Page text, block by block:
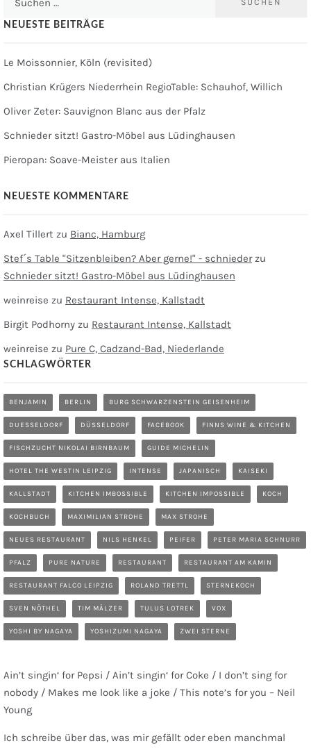
NEUESTE BEITRÄGE
Le Moissonnier, Köln (revisited)
Christian Krügers Niederrhein RegioTable: Schauhof, Willich
Oliver Zeter: Sauvignon Blanc aus der Pfalz
Schnieder sitzt! Gastro-Möbel aus Lüdinghausen
Pieropan: Soave-Meister aus Italien
NEUESTE KOMMENTARE
Axel Tillert zu Bianc, Hamburg
Stef´s Table "Sitzenbleiben? Aber gerne!" - schniederzu
Schnieder sitzt! Gastro-Möbel aus Lüdinghausen
weinreise zu Restaurant Intense, Kallstadt
Birgit Podhorny zu Restaurant Intense, Kallstadt
weinreise zu Pure C, Cadzand-Bad, Niederlande
SCHLAGWÖRTER
BENJAMIN BERLIN BURG SCHWARZENSTEIN GEISENHEIM
DUESSELDORF DÜSSELDORF FACEBOOK FINNS WINE & KITCHEN
FISCHZUCHT NIKOLAI BIRNBAUM GUIDE MICHELIN
HOTEL THE WESTIN LEIPZIG INTENSE JAPANISCH KAISEKI
KALLSTADT KITCHEN IMBOSSIBLE KITCHEN IMPOSSIBLE KOCH
KOCHBUCH MAXIMILIAN STROHE MAX STROHE
NEUES RESTAURANT NILS HENKEL PEIFER PETER MARIA SCHNURR
PFALZ PURE NATURE RESTAURANT RESTAURANT AM KAMIN
RESTAURANT FALCO LEIPZIG ROLAND TRETTL STERNEKOCH
SVEN NÖTHEL TIM MÄLZER TULUS LOTREK VOX
YOSHI BY NAGAYA YOSHIZUMI NAGAYA ZWEI STERNE
Ain’t singin‘ for Pepsi / Ain’t singin‘ for Coke / I don’t sing for
nobody / Makes me look like a joke / This note’s for you – Neil
Young
Ich schreibe über das, was mir gefällt oder eben manchmal